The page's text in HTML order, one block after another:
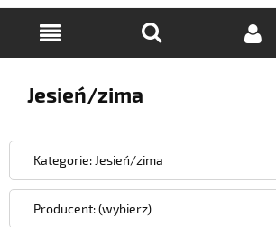
Jesień/zima
Kategorie: Jesień/zima
Producent: (wybierz)